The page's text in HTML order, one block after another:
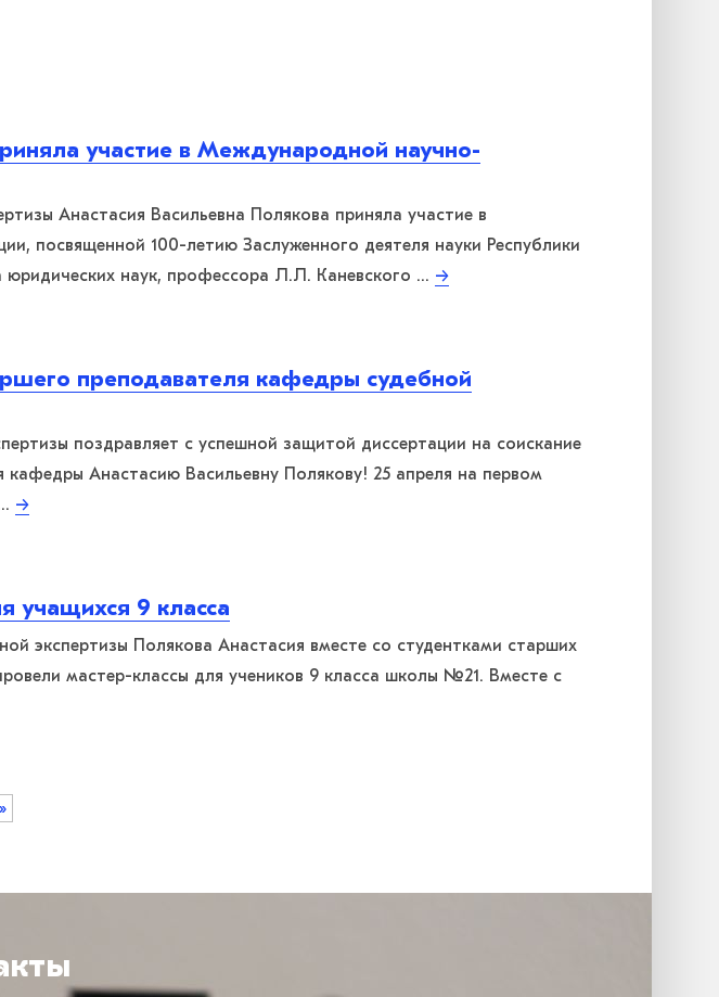
участие в Международной научно-
Анастасия Васильевна Полякова приняла участие в
посвященной 100-летию Заслуженного деятеля науки Республики
наук, профессора Л.Л. Каневского … →
преподавателя кафедры судебной
поздравляет с успешной защитой диссертации на соискание
кафедры Анастасию Васильевну Полякову! 25 апреля на первом
→
учащихся 9 класса
экспертизы Полякова Анастасия вместе со студентками старших
мастер-классы для учеников 9 класса школы №21. Вместе с